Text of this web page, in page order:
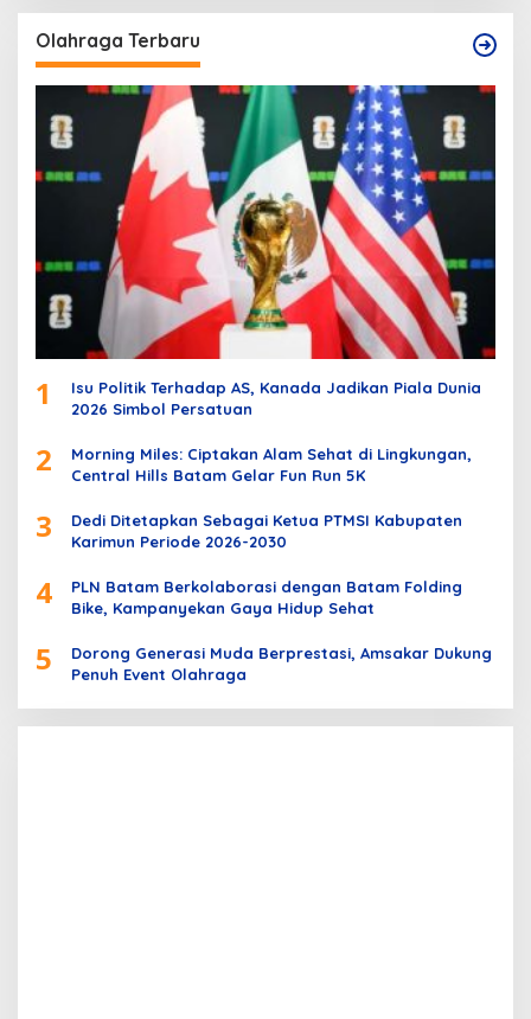
Olahraga Terbaru
1
Isu Politik Terhadap AS, Kanada Jadikan Piala Dunia
2026 Simbol Persatuan
2
Morning Miles: Ciptakan Alam Sehat di Lingkungan,
Central Hills Batam Gelar Fun Run 5K
3
Dedi Ditetapkan Sebagai Ketua PTMSI Kabupaten
Karimun Periode 2026-2030
4
PLN Batam Berkolaborasi dengan Batam Folding
Bike, Kampanyekan Gaya Hidup Sehat
5
Dorong Generasi Muda Berprestasi, Amsakar Dukung
Penuh Event Olahraga